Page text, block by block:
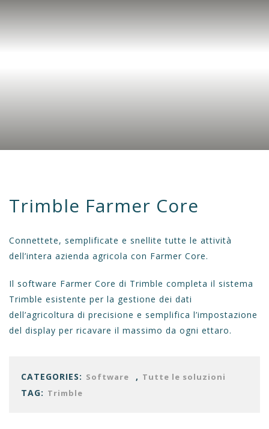
Trimble Farmer Core
Connettete, semplificate e snellite tutte le attività
dell’intera azienda agricola con Farmer Core.
Il software Farmer Core di Trimble completa il sistema
Trimble esistente per la gestione dei dati
dell’agricoltura di precisione e semplifica l’impostazione
del display per ricavare il massimo da ogni ettaro.
CATEGORIES: Software , Tutte le soluzioni
TAG: Trimble